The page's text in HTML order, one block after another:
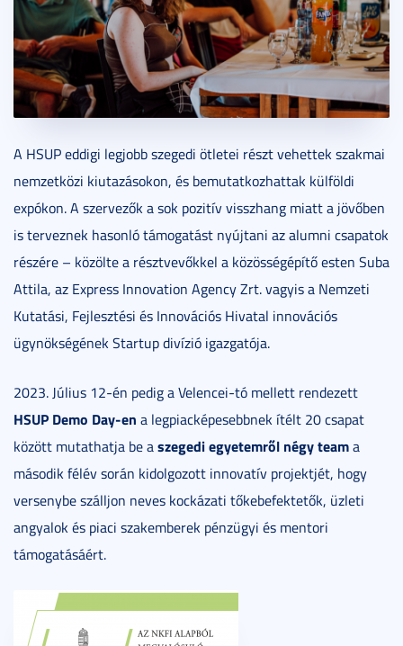
A HSUP eddigi legjobb szegedi ötletei részt vehettek szakmai
nemzetközi kiutazásokon, és bemutatkozhattak külföldi
expókon. A szervezők a sok pozitív visszhang miatt a jövőben
is terveznek hasonló támogatást nyújtani az alumni csapatok
részére – közölte a résztvevőkkel a közösségépítő esten Suba
Attila, az Express Innovation Agency Zrt. vagyis a Nemzeti
Kutatási, Fejlesztési és Innovációs Hivatal innovációs
ügynökségének Startup divízió igazgatója.
2023. Július 12-én pedig a Velencei-tó mellett rendezett
HSUP Demo Day-en a legpiacképesebbnek ítélt 20 csapat
között mutathatja be aszegedi egyetemről négy teama
második félév során kidolgozott innovatív projektjét, hogy
versenybe szálljon neves kockázati tőkebefektetők, üzleti
angyalok és piaci szakemberek pénzügyi és mentori
támogatásáért.